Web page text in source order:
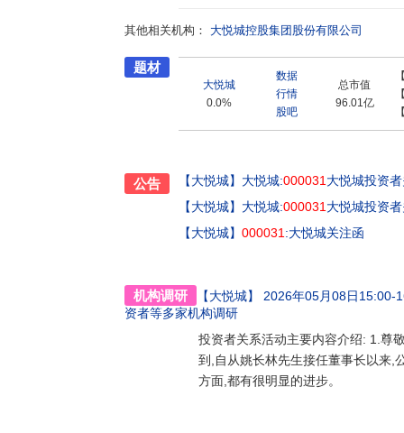
悦城和大悦汇为标准产品线,以城市新生代和
悦己的十大生活场景,致力于满足新生代对美
好居住体验、同频居住理想。在产业地产、
跨行业资源,创造共赢营商环境,为科技、大健
高质量发展理念,提升核心竞争力和盈利水平,
其他相关机构： 大悦城控股集团股份有限公司
题材
大悦城
0.0%
数据
行情
股吧
总市值
96.01亿
公告 【大悦城】 大悦城:000031 大悦城投资
【大悦城】 大悦城:000031 大悦城投资
【大悦城】 000031 :大悦城关注函
机构调研 【大悦城】
2026年05月08日15:00-
资者等多家机构调研
投资者关系活动主要内容介绍: 1.尊
到,自从姚长林先生接任董事长以来,
方面,都有很明显的进步。